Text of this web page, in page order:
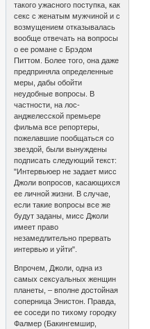
такого ужасного поступка, как
секс с женатым мужчиной и с
возмущением отказывалась
вообще отвечать на вопросы
о ее романе с Брэдом
Питтом. Более того, она даже
предприняла определенные
меры, дабы обойти
неудобные вопросы. В
частности, на лос-
анджелесской премьере
фильма все репортеры,
пожелавшие пообщаться со
звездой, были вынуждены
подписать следующий текст:
"Интервьюер не задает мисс
Джоли вопросов, касающихся
ее личной жизни. В случае,
если такие вопросы все же
будут заданы, мисс Джоли
имеет право
незамедлительно прервать
интервью и уйти".
Впрочем, Джоли, одна из
самых сексуальных женщин
планеты, – вполне достойная
соперница Энистон. Правда,
ее соседи по тихому городку
Фалмер (Бакингемшир,